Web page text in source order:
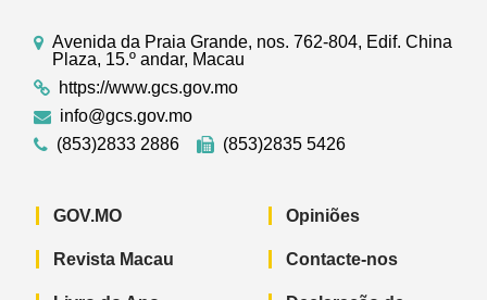
Avenida da Praia Grande, nos. 762-804, Edif. China
Plaza, 15.º andar, Macau
https://www.gcs.gov.mo
info@gcs.gov.mo
(853)2833 2886
(853)2835 5426
GOV.MO
Revista Macau
Opiniões
Contacte-nos